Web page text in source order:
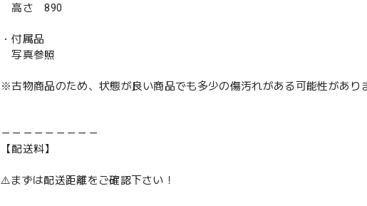
高さ 890
・付属品
写真参照
※古物商品のため、状態が良い商品でも多少の傷汚れがある可能性があり
－－－－－－－－－
【配送料】
⚠️まずは配送距離をご確認下さい！